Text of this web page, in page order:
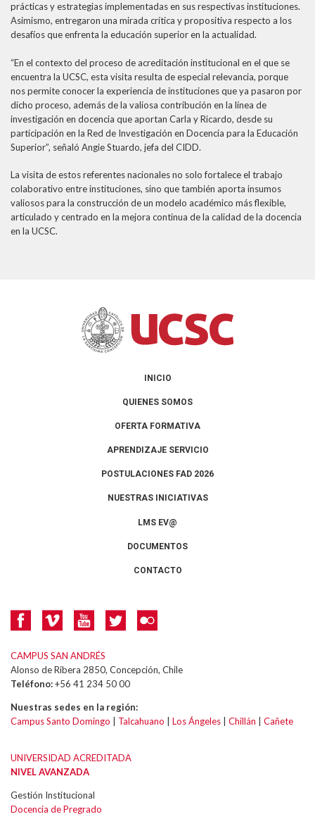
prácticas y estrategias implementadas en sus respectivas instituciones.
Asimismo, entregaron una mirada crítica y propositiva respecto a los
desafíos que enfrenta la educación superior en la actualidad.
“En el contexto del proceso de acreditación institucional en el que se
encuentra la UCSC, esta visita resulta de especial relevancia, porque
nos permite conocer la experiencia de instituciones que ya pasaron por
dicho proceso, además de la valiosa contribución en la línea de
investigación en docencia que aportan Carla y Ricardo, desde su
participación en la Red de Investigación en Docencia para la Educación
Superior”, señaló Angie Stuardo, jefa del CIDD.
La visita de estos referentes nacionales no solo fortalece el trabajo
colaborativo entre instituciones, sino que también aporta insumos
valiosos para la construcción de un modelo académico más flexible,
articulado y centrado en la mejora continua de la calidad de la docencia
en la UCSC.
INICIO
QUIENES SOMOS
OFERTA FORMATIVA
APRENDIZAJE SERVICIO
POSTULACIONES FAD 2026
NUESTRAS INICIATIVAS
LMS EV@
DOCUMENTOS
CONTACTO
CAMPUS SAN ANDRÉS
Alonso de Ribera 2850, Concepción, Chile
Teléfono:+56 41 234 50 00
Nuestras sedes en la región:
Campus Santo Domingo
Talcahuano Los Ángeles Chillán Cañete
UNIVERSIDAD ACREDITADA
NIVEL AVANZADA
Gestión Institucional
Docencia de Pregrado